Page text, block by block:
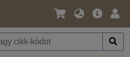
Nyelv
Pénznem
Fő